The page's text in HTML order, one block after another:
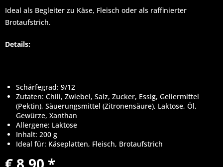
Ideal als Begleiter zu Käse, Fleisch oder als raffinierter
Brotaufstrich.
Details:
Schärfegrad: 9/12
Zutaten: Chili, Zwiebel, Salz, Zucker, Essig, Geliermittel
(Pektin), Säuerungsmittel (Zitronensäure), Laktose, Öl,
Gewürze, Xanthan
Allergene: Laktose
Inhalt: 200 g
Ideal für: Käseplatten, Fleisch, Brotaufstrich